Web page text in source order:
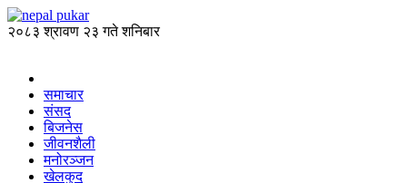
२०८३ श्रावण २३ गते शनिबार
समाचार
संसद
बिजनेस
जीवनशैली
मनोरञ्जन
खेलकुद